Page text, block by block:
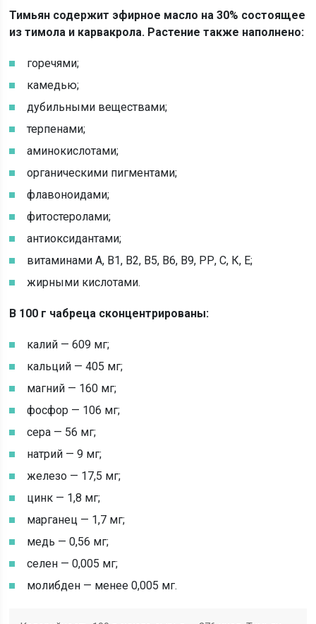
Тимьян содержит эфирное масло на 30% состоящее
из тимола и карвакрола. Растение также наполнено:
горечями;
камедью;
дубильными веществами;
терпенами;
аминокислотами;
органическими пигментами;
флавоноидами;
фитостеролами;
антиоксидантами;
витаминами А, В1, В2, В5, В6, В9, РР, С, К, Е;
жирными кислотами.
В 100 г чабреца сконцентрированы:
калий — 609 мг;
кальций — 405 мг;
магний — 160 мг;
фосфор — 106 мг;
сера — 56 мг;
натрий — 9 мг;
железо — 17,5 мг;
цинк — 1,8 мг;
марганец — 1,7 мг;
медь — 0,56 мг;
селен — 0,005 мг;
молибден — менее 0,005 мг.